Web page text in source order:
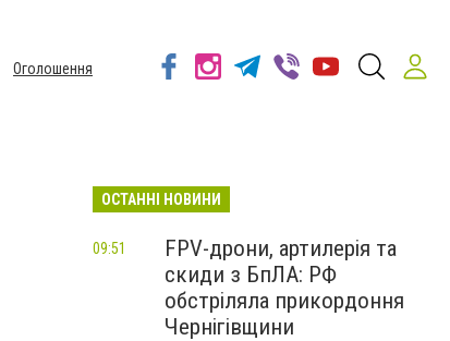
Оголошення
ОСТАННІ НОВИНИ
FPV-дрони, артилерія та
скиди з БпЛА: РФ
обстріляла прикордоння
Чернігівщини
09:51